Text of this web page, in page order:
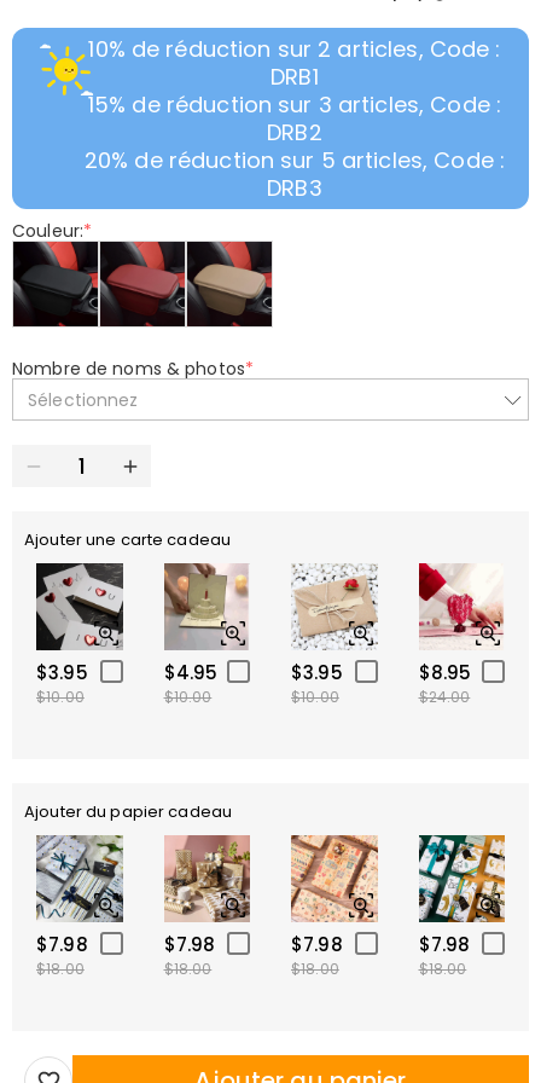
10% de réduction sur 2 articles, Code :
DRB1
15% de réduction sur 3 articles, Code :
DRB2
20% de réduction sur 5 articles, Code :
DRB3
Couleur:*
Nombre de noms & photos*
Sélectionnez
Ajouter une carte cadeau
$3.95
$10.00
$4.95
$10.00
$3.95
$10.00
$8.95
$24.00
Ajouter du papier cadeau
$7.98
$18.00
$7.98
$18.00
$7.98
$18.00
$7.98
$18.00